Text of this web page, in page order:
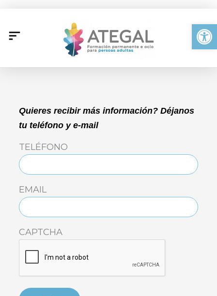
contenido
Quieres recibir más información? Déjanos
tu teléfono y e-mail
TELÉFONO
EMAIL
CAPTCHA